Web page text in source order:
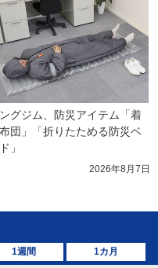
グジム、防災アイテム「着
団」「折りたためる防災ベ
」
2026年8月7日
1週間 1カ月